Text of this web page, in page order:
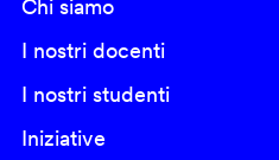
Chi siamo
I nostri docenti
I nostri studenti
Iniziative